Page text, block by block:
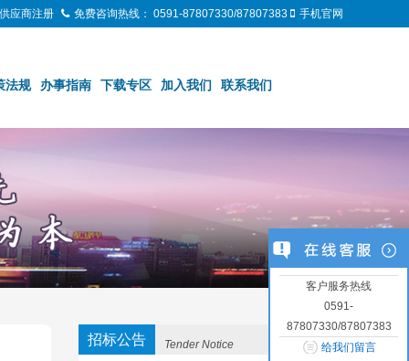
供应商注册 免费咨询热线： 0591-87807330/87807383 手机官网
法规 办事指南 下载专区 加入我们 联系我们
招标公告 Tender Notice
客户服务热线
0591-
87807330/87807383
给我们留言